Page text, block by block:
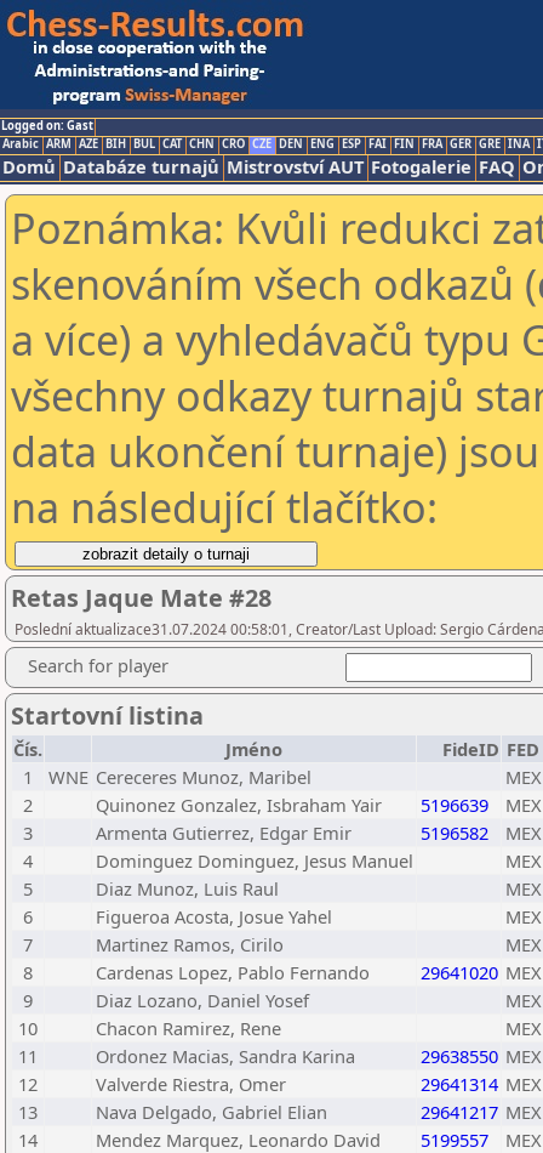
Logged on: Gast
Arabic ARM AZE BIH BUL CAT CHN CRO CZE DEN ENG ESP FAI FIN FRA GER GRE INA
Domů Databáze turnajů Mistrovství AUT Fotogalerie FAQ
Poznámka: Kvůli redukci
skenováním všech odkazů
a více) a vyhledávačů typu
všechny odkazy turnajů
data ukončení turnaje)
na následující tlačítko:
Retas Jaque Mate #28
Poslední aktualizace31.07.2024 00:58:01, Creator/Last Upload: Sergio
Search for player
Startovní listina
Čís. Jméno FideID FED
1
WNE Cereceres Munoz, Maribel
MEX
2
Quinonez Gonzalez, Isbraham Yair 5196639
MEX
3
Armenta Gutierrez, Edgar Emir 5196582
MEX
4
Dominguez Dominguez, Jesus Manuel
MEX
5
Diaz Munoz, Luis Raul
MEX
6
Figueroa Acosta, Josue Yahel
MEX
7
Martinez Ramos, Cirilo
MEX
8
Cardenas Lopez, Pablo Fernando 29641020 MEX
9
Diaz Lozano, Daniel Yosef
MEX
10
Chacon Ramirez, Rene
MEX
11
Ordonez Macias, Sandra Karina 29638550 MEX
12
Valverde Riestra, Omer 29641314 MEX
13
Nava Delgado, Gabriel Elian 29641217 MEX
14
Mendez Marquez, Leonardo David 5199557
MEX